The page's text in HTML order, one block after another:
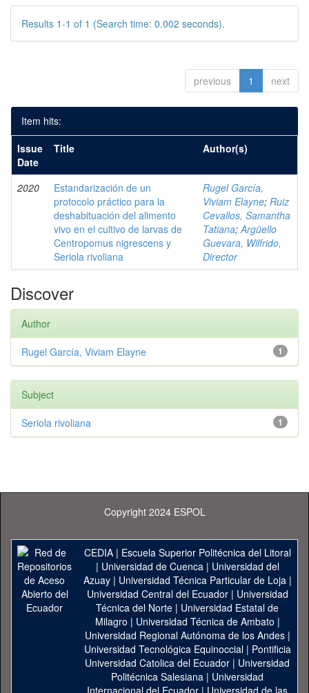
Results 1-1 of 1 (Search time: 0.002 seconds).
previous 1 next
Item hits:
Issue
Date
Title Author(s)
2020
Estandarización de un
protocolo práctico para la
deshabituación del alimento
vivo en el cultivo de larvas de
Centropomus nigrescens y
Seriola rivoliana
Rugel García,
Viviam Elayne; Ruiz
Cevallos, Samantha
Tatiana;Argüello
Guevara, Wilfrido,
Director
Discover
Author
1
Rugel García, Viviam Elayne
Subject
1
Seriola rivoliana
Copyright 2024 ESPOL
CEDIA| Escuela Superior Politécnica del Litoral
| Universidad de Cuenca| Universidad del
Azuay| Universidad Técnica Particular de Loja|
Universidad Central del Ecuador| Universidad
Técnica del Norte | Universidad Estatal de
Milagro | Universidad Técnica de Ambato |
Universidad Regional Autónoma de los Andes|
Universidad Tecnológica Equinoccial| Pontificia
Universidad Catolica del Ecuador | Universidad
Politécnica Salesiana | Universidad
Internacional del Ecuador | Universidad de las